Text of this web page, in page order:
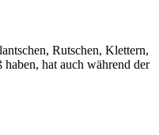
Rutschen, Klettern,
hat auch während der